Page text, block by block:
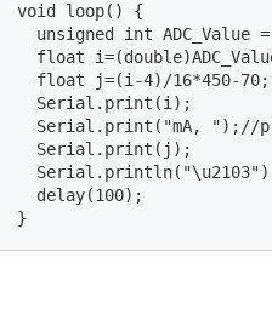
void loop() {
unsigned int ADC_Value
float
  float j=(i-4)/16*450-70;
  Serial.print(i);
Serial.print("mA, ");//
  Serial.print(j);
  delay(100);
}